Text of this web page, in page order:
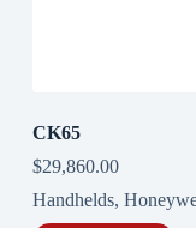
CK65
$29,860.00
Handhelds,